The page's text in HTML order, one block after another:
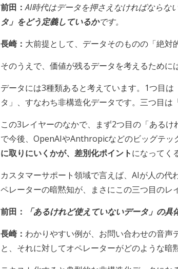
前田：AI時代はデータを押さえなければならな
タ」をどう定義しているかです。
長崎： 大前提として、データそのものの「絶対
そのうえで、価値が残るデータを考えるために
データには3種類あると考えています。1つ目
タ」、すなわち非構造化データです。三つ目は
この3レイヤーのなかで、まず2つ目の「ある
で今後、OpenAIやAnthropicなどのビッグテッ
に取りにいくかが、差別化ポイントになってく
カスタマーサポート領域で言えば、AIが人の
ペレーターの暗黙知が、まさにこの三つ目のレ
前田：
「あるけれど使えていないデータ」の具
長崎： わかりやすい例が、お問い合わせの音
と、それに対してオペレーターがどのような暗